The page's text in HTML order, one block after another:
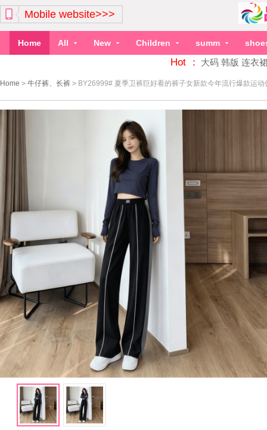
Mobile website>>>
Home All New Children summ
Hot ： 大码 韩版 连衣
Home > 牛仔裤、长裤 > BY26999# 夏季卫裤巨好看的裤子女新款今年流行爆款运